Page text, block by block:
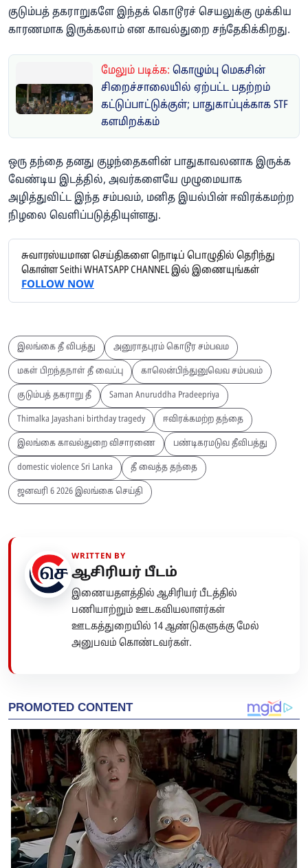
குடும்பத் தகராறுகளே இந்தக் கொடூரச் செயலுக்கு முக்கிய
காரணமாக இருக்கலாம் என காவல்துறை சந்தேகிக்கிறது.
மேலும் படிக்க: கொழும்பு மெகசின்
சிறைச்சாலையில் ஏற்பட்ட பதற்றம்
கட்டுப்பாட்டுக்குள்; பாதுகாப்புக்காக STF
களமிறக்கம்
ஒரு தந்தை தனது குழந்தைகளின் பாதுகாவலனாக இருக்க
வேண்டிய இடத்தில், அவர்களையே முழுமையாக
அழித்துவிட்ட இந்த சம்பவம், மனித இயல்பின் ஈவிரக்கமற்ற
நிழலை வெளிப்படுத்தியுள்ளது.
சுவாரஸ்யமான செய்திகளை நொடிப் பொழுதில் தெரிந்து
கொள்ள Seithi WHATSAPP CHANNEL இல் இணையுங்கள்
FOLLOW NOW
இலங்கை தீ விபத்து அனுராதபுரம் கொடூர சம்பவம
மகள் பிறந்தநாள் தீ வைப்பு காலென்பிந்துனுவெவ சம்பவம்
குடும்பத் தகராறு தீ Saman Anuruddha Pradeepriya
Thimalka Jayashani birthday tragedy ஈவிரக்கமற்ற தந்தை
இலங்கை காவல்துறை விசாரணை பண்டிகரமடுவ தீவிபத்து
domestic violence Sri Lanka தீ வைத்த தந்தை
ஜனவரி 6 2026 இலங்கை செய்தி
WRITTEN BY
ஆசிரியர் பீடம்
இணையதளத்தில் ஆசிரியர் பீடத்தில்
பணியாற்றும் ஊடகவியலாளர்கள்
ஊடகத்துறையில் 14 ஆண்டுகளுக்கு மேல்
அனுபவம் கொண்டவர்கள்.